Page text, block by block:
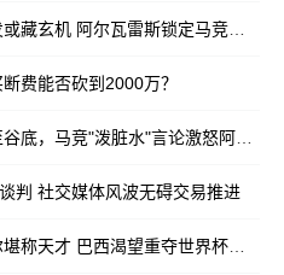
机 阿尔瓦雷斯锁定马竞新赛季蓝图
费能否砍到2000万？
马竞"泼脏水"言论激怒阿根廷新星
判 社交媒体风波无碍交易推进
天才 巴西渴望重夺世界杯荣耀